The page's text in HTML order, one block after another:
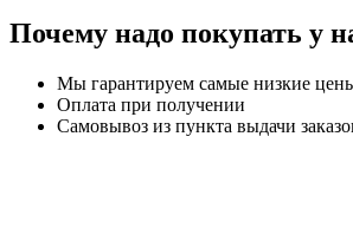
Почему надо покупать у
Мы гарантируем самые низкие
Оплата при получении
Самовывоз из пункта выдачи